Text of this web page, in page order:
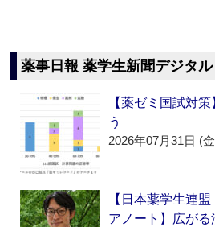
薬事日報 薬学生新聞デジタル
【薬ゼミ国試対
う
2026年07月31日 (
【日本薬学生連
アノート】広が